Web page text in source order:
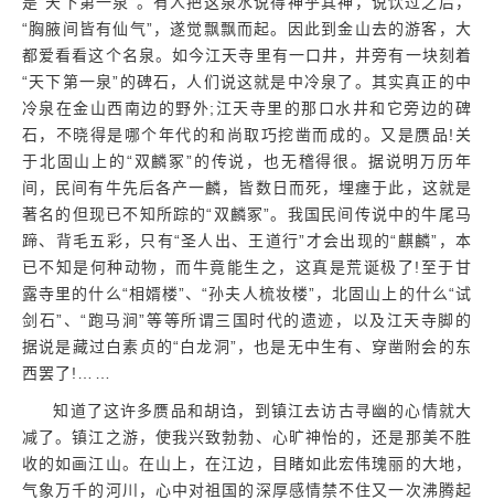
“胸腋间皆有仙气”，遂觉飘飘而起。因此到金山去的游客，大
都爱看看这个名泉。如今江天寺里有一口井，井旁有一块刻着
“天下第一泉”的碑石，人们说这就是中冷泉了。其实真正的中
冷泉在金山西南边的野外;江天寺里的那口水井和它旁边的碑
石，不晓得是哪个年代的和尚取巧挖凿而成的。又是赝品!关
于北固山上的“双麟冢”的传说，也无稽得很。据说明万历年
间，民间有牛先后各产一麟，皆数日而死，埋瘗于此，这就是
著名的但现已不知所踪的“双麟冢”。我国民间传说中的牛尾马
蹄、背毛五彩，只有“圣人出、王道行”才会出现的“麒麟”，本
已不知是何种动物，而牛竟能生之，这真是荒诞极了!至于甘
露寺里的什么“相婿楼”、“孙夫人梳妆楼”，北固山上的什么“试
剑石”、“跑马涧”等等所谓三国时代的遗迹，以及江天寺脚的
据说是藏过白素贞的“白龙洞”，也是无中生有、穿凿附会的东
西罢了!……
知道了这许多赝品和胡诌，到镇江去访古寻幽的心情就大
减了。镇江之游，使我兴致勃勃、心旷神怡的，还是那美不胜
收的如画江山。在山上，在江边，目睹如此宏伟瑰丽的大地，
气象万千的河川，心中对祖国的深厚感情禁不住又一次沸腾起